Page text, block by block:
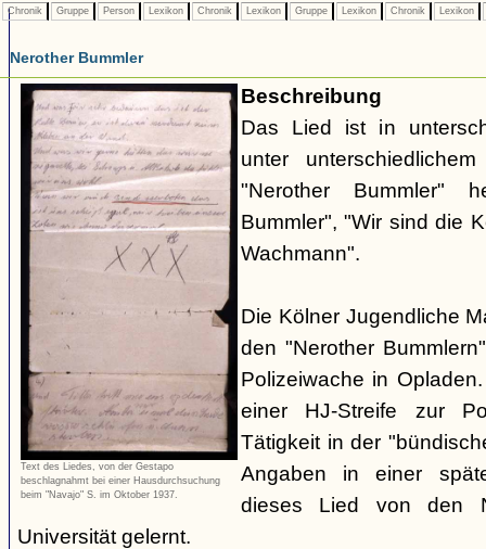
Chronik Gruppe Person Lexikon Chronik Lexikon Gruppe Lexikon Chronik Lexikon
Nerother Bummler
Text des Liedes, von der Gestapo
beschlagnahmt bei einer Hausdurchsuchung
beim "Navajo" S. im Oktober 1937.
Beschreibung
Das Lied ist in
unter
"Nerother Bummler"
Bummler", "Wir sind die
Wachmann".
Die Kölner Jugendliche
den "Nerother
Polizeiwache in
einer HJ-Streife zur
Tätigkeit in der
Angaben in einer
dieses Lied von den
Universität gelernt.